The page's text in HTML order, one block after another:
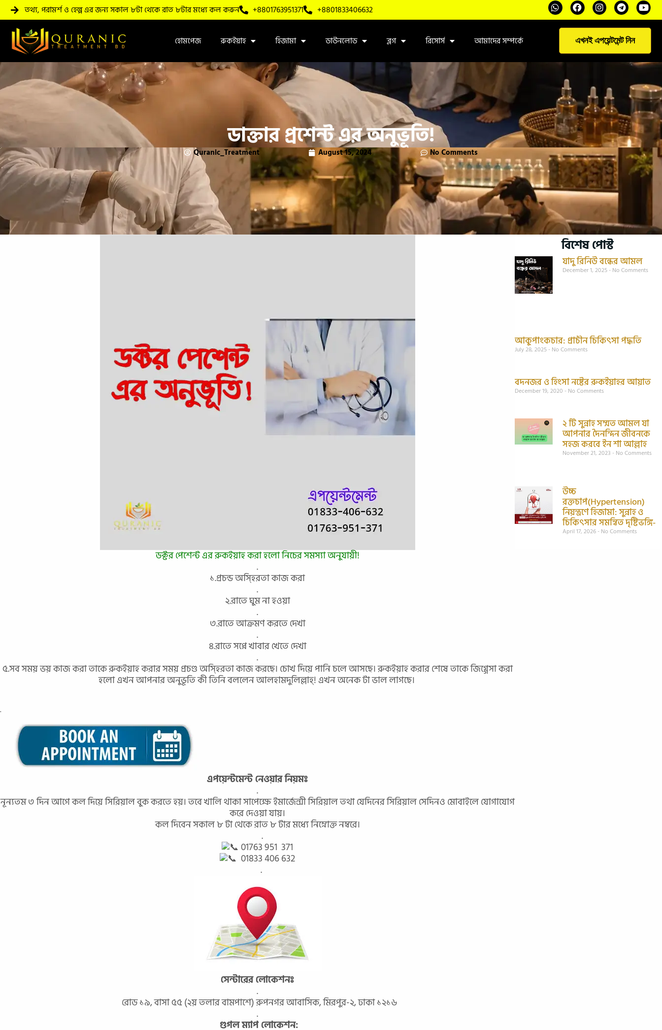
তথ্য, পরামর্শ ও হেল্প এর জন্য সকাল ৮টা থেকে রাত ৮টার মধ্যে কল করুন +8801763951371 +8801833406632
হোমপেজ রুকইয়াহ হিজামা ডাউনলোড ব্লগ রিসোর্স আমাদের সম্পর্কে এখনই এপয়েন্টমেন্ট নিন
ডাক্তার প্রশেন্ট এর অনুভূতি!
Quranic_Treatment August 15, 2024 No Comments
ডক্টর পেশেন্ট এর রুকইয়াহ করা হলো নিচের সমস্যা অনুযায়ী!
.
১.প্রচন্ড অস্হিরতা কাজ করা
.
২.রাতে ঘুম না হওয়া
.
৩.রাতে আক্রমণ করতে দেখা
.
৪.রাতে সপ্নে খাবার খেতে দেখা
.
৫.সব সময় ভয় কাজ করা তাকে রুকইয়াহ করার সময় প্রচণ্ড অস্হিরতা কাজ করছে। চোখ দিয়ে পানি চলে আসছে। রুকইয়াহ করার শেষে তাকে জিগ্গেসা করা
হলো এখন আপনার অনুভূতি কী তিনি বললেন আলহামদুলিল্লাহ্! এখন অনেক টা ভাল লাগছে।
.
এপয়েন্টমেন্ট নেওয়ার নিয়মঃ
.
নূন্যতম ৩ দিন আগে কল দিয়ে সিরিয়াল বুক করতে হয়। তবে খালি থাকা সাপেক্ষে ইমার্জেন্সী সিরিয়াল তথা যেদিনের সিরিয়াল সেদিনও মোবাইলে যোগাযোগ
করে দেওয়া যায়।
কল দিবেন সকাল ৮ টা থেকে রাত ৮ টার মধ্যে নিম্নোক্ত নম্বরে।
.
01763 951 371
01833 406 632
.
সেন্টারের লোকেশনঃ
.
রোড ১৯, বাসা ৫৫ (২য় তলার বামপাশে) রুপনগর আবাসিক, মিরপুর-২, ঢাকা ১২১৬
.
গুগল ম্যাপ লোকেশন:
বিশেষ পোস্ট
যাদু রিনিউ বন্ধের আমল
December 1, 2025 No Comments
আকুপাংকচার: প্রাচীন চিকিৎসা পদ্ধতি
July 28, 2025 No Comments
বদনজর ও হিংসা নষ্টের রুকইয়াহর আয়াত
December 19, 2020 No Comments
২ টি সুন্নাহ সম্মত আমল যা
আপনার দৈনন্দিন জীবনকে
সহজ করবে ইন শা আল্লাহ
November 21, 2023 No Comments
উচ্চ
রক্তচাপ(Hypertension)
নিয়ন্ত্রণে হিজামা: সুন্নাহ ও
চিকিৎসার সমন্বিত দৃষ্টিভঙ্গি-
April 17, 2026 No Comments